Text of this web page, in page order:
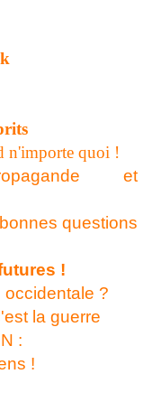
n'importe quoi !
et
questions
!
occidentale ?
la guerre
:
!